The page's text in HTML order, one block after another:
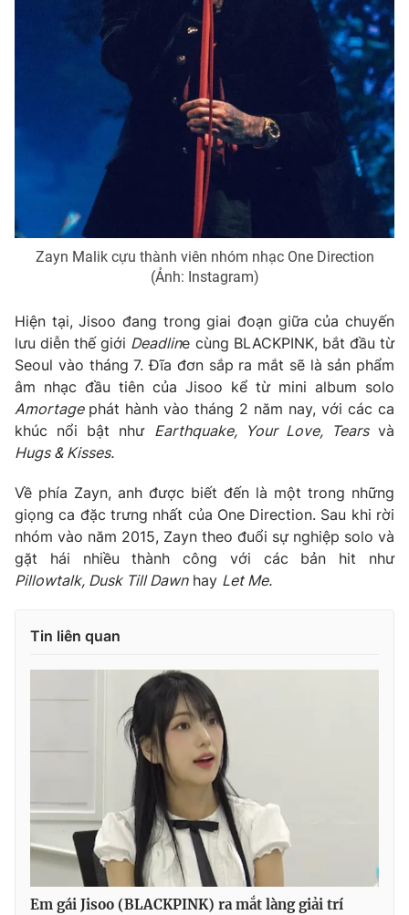
Zayn Malik cựu thành viên nhóm nhạc One Direction
(Ảnh: Instagram)
Hiện tại, Jisoo đang trong giai đoạn giữa của chuyến
lưu diễn thế giới Deadline cùng BLACKPINK, bắt đầu từ
Seoul vào tháng 7. Đĩa đơn sắp ra mắt sẽ là sản phẩm
âm nhạc đầu tiên của Jisoo kể từ mini album solo
Amortage phát hành vào tháng 2 năm nay, với các ca
khúc nổi bật như Earthquake, Your Love, Tearsvà
Hugs & Kisses.
Về phía Zayn, anh được biết đến là một trong những
giọng ca đặc trưng nhất của One Direction. Sau khi rời
nhóm vào năm 2015, Zayn theo đuổi sự nghiệp solo và
gặt hái nhiều thành công với các bản hit như
Pillowtalk, Dusk Till Dawnhay Let Me.
Tin liên quan
Em gái Jisoo (BLACKPINK) ra mắt làng giải trí